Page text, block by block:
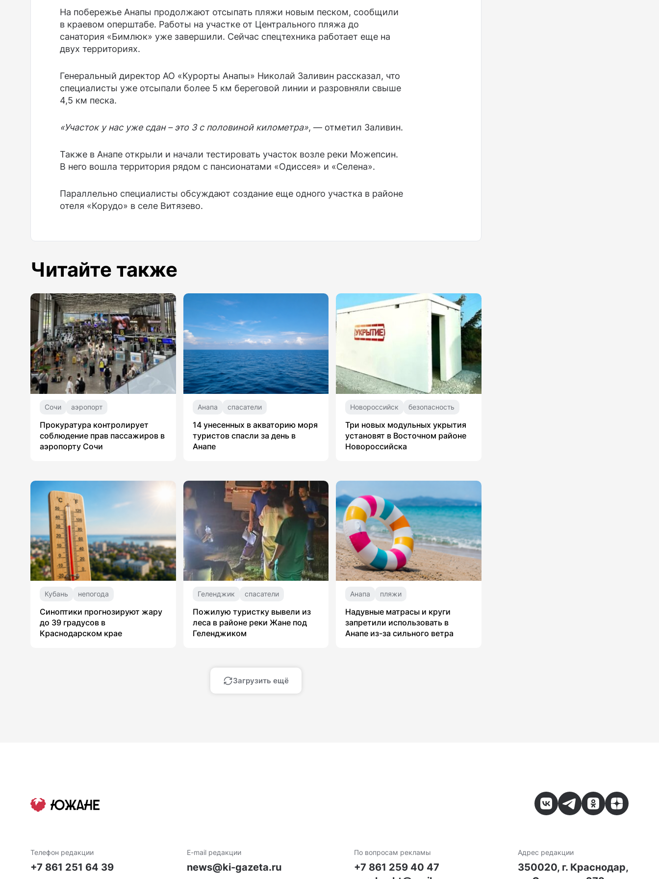
На побережье Анапы продолжают отсыпать пляжи новым песком, сообщили
в краевом оперштабе. Работы на участке от Центрального пляжа до
санатория «Бимлюк» уже завершили. Сейчас спецтехника работает еще на
двух территориях.
Генеральный директор АО «Курорты Анапы» Николай Заливин рассказал, что
специалисты уже отсыпали более 5 км береговой линии и разровняли свыше
4,5 км песка.
«Участок у нас уже сдан – это 3 с половиной километра», — отметил Заливин.
Также в Анапе открыли и начали тестировать участок возле реки Можепсин.
В него вошла территория рядом с пансионатами «Одиссея» и «Селена».
Параллельно специалисты обсуждают создание еще одного участка в районе
отеля «Корудо» в селе Витязево.
Читайте также
Сочи аэропорт
Прокуратура контролирует
соблюдение прав пассажиров в
аэропорту Сочи
Анапа спасатели
14 унесенных в акваторию моря
туристов спасли за день в
Анапе
Новороссийск безопасность
Три новых модульных укрытия
установят в Восточном районе
Новороссийска
Кубань непогода
Синоптики прогнозируют жару
до 39 градусов в
Краснодарском крае
Геленджик спасатели
Пожилую туристку вывели из
леса в районе реки Жане под
Геленджиком
Анапа пляжи
Надувные матрасы и круги
запретили использовать в
Анапе из-за сильного ветра
Загрузить ещё
Телефон редакции
+7 861 251 64 39
E-mail редакции
news@ki-gazeta.ru
По вопросам рекламы
+7 861 259 40 47
Адрес редакции
350020, г. Краснодар,